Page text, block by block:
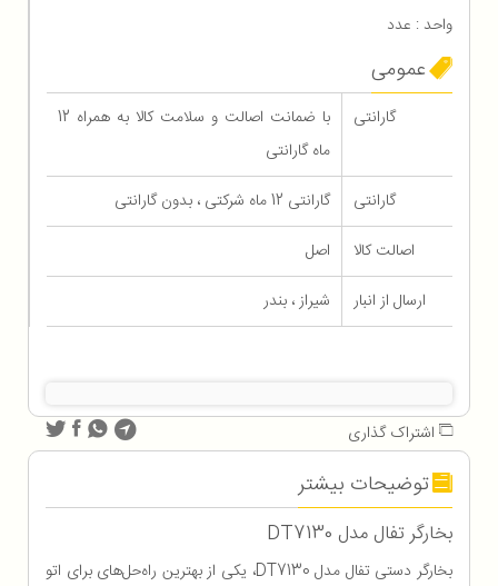
واحد : عدد
عمومی
گارانتی
با ضمانت اصالت و سلامت کالا به همراه 12
ماه گارانتی
گارانتی
گارانتی 12 ماه شرکتی ، بدون گارانتی
اصالت کالا
اصل
ارسال از انبار
شیراز ، بندر
اشتراک گذاری
توضیحات بیشتر
بخارگر تفال مدل DT7130
بخارگر دستی تفال مدل DT7130، یکی از بهترین راه‌حل‌های برای اتو